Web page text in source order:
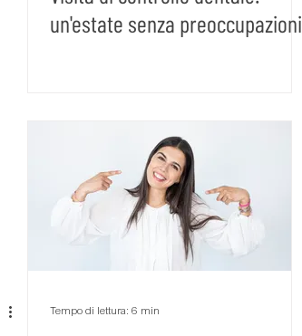
Posturologia
un'estate senza preoccupazioni
Tempo di lettura: 6 min